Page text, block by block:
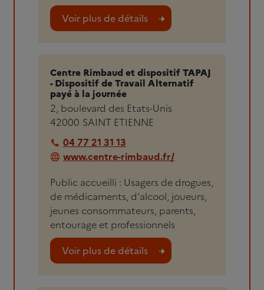
Voir plus de détails
Centre Rimbaud et dispositif TAPAJ
- Dispositif de Travail Alternatif
payé à la journée
2, boulevard des Etats-Unis
42000 SAINT ETIENNE
04 77 21 31 13
www.centre-rimbaud.fr/
Public accueilli : Usagers de drogues,
de médicaments, d'alcool, joueurs,
jeunes consommateurs, parents,
entourage et professionnels
Voir plus de détails